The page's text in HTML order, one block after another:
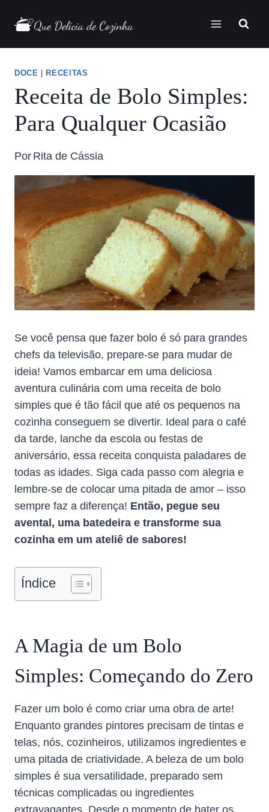
DOCE RECEITAS
Receita de Bolo Simples:
Para Qualquer Ocasião
Por Rita de Cássia
Se você pensa que fazer bolo é só para grandes
chefs da televisão, prepare-se para mudar de
ideia! Vamos embarcar em uma deliciosa
aventura culinária com uma receita de bolo
simples que é tão fácil que até os pequenos na
cozinha conseguem se divertir. Ideal para o café
da tarde, lanche da escola ou festas de
aniversário, essa receita conquista paladares de
todas as idades. Siga cada passo com alegria e
lembre-se de colocar uma pitada de amor – isso
sempre faz a diferença! Então, pegue seu
avental, uma batedeira e transforme sua
cozinha em um ateliê de sabores!
Índice
A Magia de um Bolo
Simples: Começando do Zero
Fazer um bolo é como criar uma obra de arte!
Enquanto grandes pintores precisam de tintas e
telas, nós, cozinheiros, utilizamos ingredientes e
uma pitada de criatividade. A beleza de um bolo
simples é sua versatilidade, preparado sem
técnicas complicadas ou ingredientes